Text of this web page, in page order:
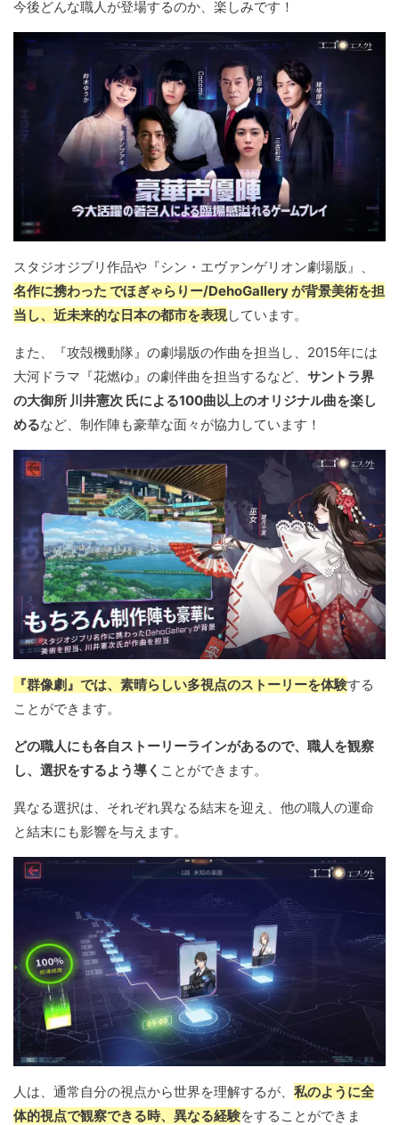
今後どんな職人が登場するのか、楽しみです！
スタジオジブリ作品や『シン・エヴァンゲリオン劇場版』、
名作に携わった でほぎゃらりー/DehoGallery が背景美術を担
当し、近未来的な日本の都市を表現しています。
また、『攻殻機動隊』の劇場版の作曲を担当し、2015年には
大河ドラマ『花燃ゆ』の劇伴曲を担当するなど、 サントラ界
の大御所 川井憲次 氏による100曲以上のオリジナル曲を楽し
めるなど、制作陣も豪華な面々が協力しています！
『群像劇』では、素晴らしい多視点のストーリーを体験する
ことができます。
どの職人にも各自ストーリーラインがあるので、職人を観察
し、選択をするよう導く ことができます。
異なる選択は、それぞれ異なる結末を迎え、他の職人の運命
と結末にも影響を与えます。
人は、通常自分の視点から世界を理解するが、 私のように全
体的視点で観察できる時、異なる経験をすることができま